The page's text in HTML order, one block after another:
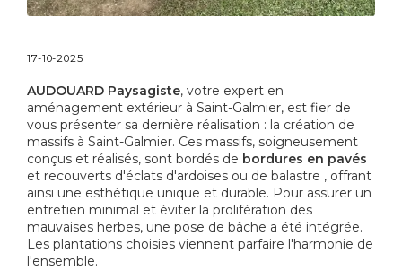
17-10-2025
AUDOUARD Paysagiste, votre expert en
aménagement extérieur à Saint-Galmier, est fier de
vous présenter sa dernière réalisation : la création de
massifs à Saint-Galmier. Ces massifs, soigneusement
conçus et réalisés, sont bordés de bordures en pavés
et recouverts d'éclats d'ardoises ou de balastre , offrant
ainsi une esthétique unique et durable. Pour assurer un
entretien minimal et éviter la prolifération des
mauvaises herbes, une pose de bâche a été intégrée.
Les plantations choisies viennent parfaire l'harmonie de
l'ensemble.